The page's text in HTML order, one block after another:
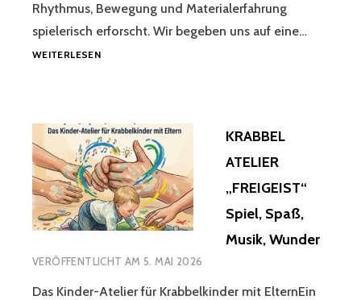
Rhythmus, Bewegung und Materialerfahrung
spielerisch erforscht. Wir begeben uns auf eine…
WEITERLESENELTERN-
5
JAHRE)
KRABBEL
ATELIER
„FREIGEIST“
Spiel, Spaß,
Musik, Wunder
VERÖFFENTLICHT AM5. MAI 2026
Das Kinder-Atelier für Krabbelkinder mit ElternEin